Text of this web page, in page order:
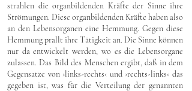
strahlen die organbildenden Kräfte der Sinne ihre
Strömungen. Diese organbildenden Kräfte haben also
an den Lebensorganen eine Hemmung. Gegen diese
Hemmung prallt ihre Tätigkeit an. Die Sinne können
nur da entwickelt werden, wo es die Lebensorgane
zulassen. Das Bild des Menschen ergibt, daß in dem
Gegensatze von ›links-rechts‹ und ›rechts-links‹ das
gegeben ist, was für die Verteilung der genannten